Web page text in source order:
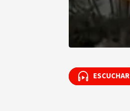
ESCUCHAR
ESCUCHAR